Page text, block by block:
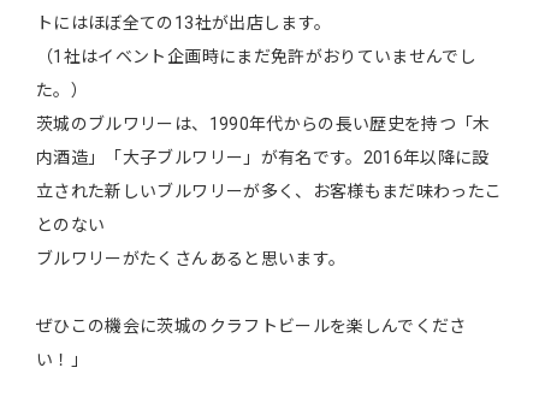
トにはほぼ全ての13社が出店します。
（1社はイベント企画時にまだ免許がおりていませんでし
た。）
茨城のブルワリーは、1990年代からの長い歴史を持つ「木
内酒造」「大子ブルワリー」が有名です。2016年以降に設
立された新しいブルワリーが多く、お客様もまだ味わったこ
とのない
ブルワリーがたくさんあると思います。
ぜひこの機会に茨城のクラフトビールを楽しんでくださ
い！」